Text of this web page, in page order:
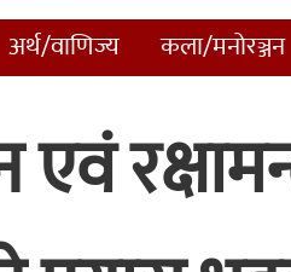
अर्थ/वाणिज्य कला/मनोरञ्जन
एवं